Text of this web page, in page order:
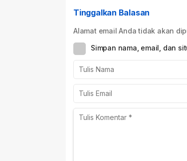
Tinggalkan Balasan
Alamat email Anda tidak akan
Simpan nama, email, dan